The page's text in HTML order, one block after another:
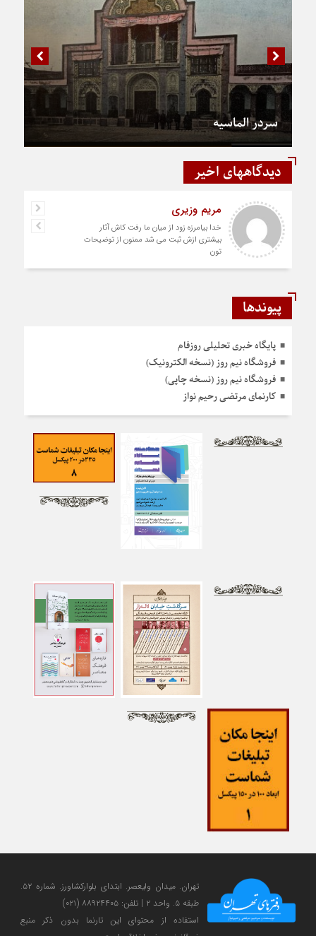
سردر الماسیه
دیدگاههای اخیر
مریم وزیری
خدا بیامرزه زود از میان ما رفت کاش آثار
بیشتری ازش ثبت می شد ممنون از توضیحات
تون
پیوندها
پایگاه خبری تحلیلی روزفام
فروشگاه نیم روز (نسخه الکترونیک)
فروشگاه نیم روز (نسخه چاپی)
کارنمای مرتضی رحیم نواز
تهران. میدان ولی‎عصر. ابتدای بلوارکشاورز. شماره ۵۲.
طبقه ۵. واحد ۲ | تلفن: ۸۸۹۲۴۴۰۵ (۰۲۱)
استفاده از محتوای این تارنما بدون ذکر منبع